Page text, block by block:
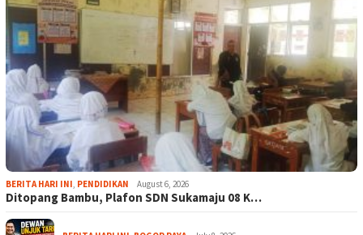
BERITA HARI INI, PENDIDIKAN August 6, 2026
Ditopang Bambu, Plafon SDN Sukamaju 08 K…